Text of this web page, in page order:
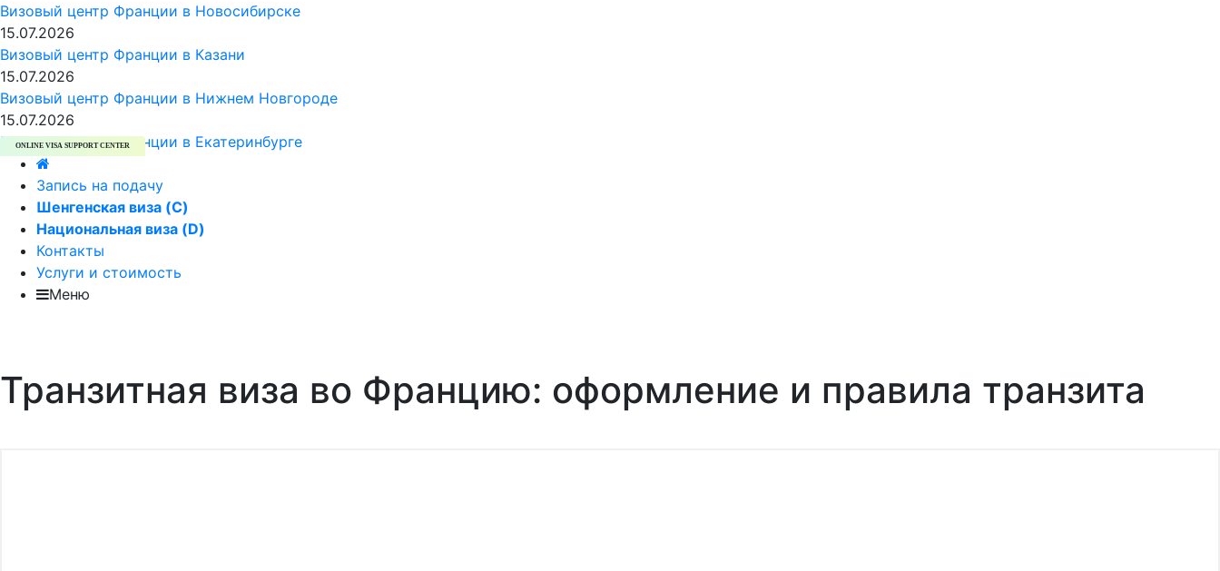
Визовый центр Франции в Новосибирске
15.07.2026
Визовый центр Франции в Казани
15.07.2026
Визовый центр Франции в Нижнем Новгороде
15.07.2026
Визовый центр Франции в Екатеринбурге
ONLINE VISA SUPPORT CENTER
Запись на подачу
Шенгенская виза (C)
Национальная виза (D)
Контакты
Услуги и стоимость
Меню
Транзитная виза во Францию: оформление и правила транзита